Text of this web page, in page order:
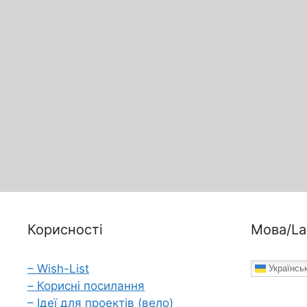
Корисності
– Wish-List
– Корисні посилання
– Ідеї для проектів (вело)
Мова/